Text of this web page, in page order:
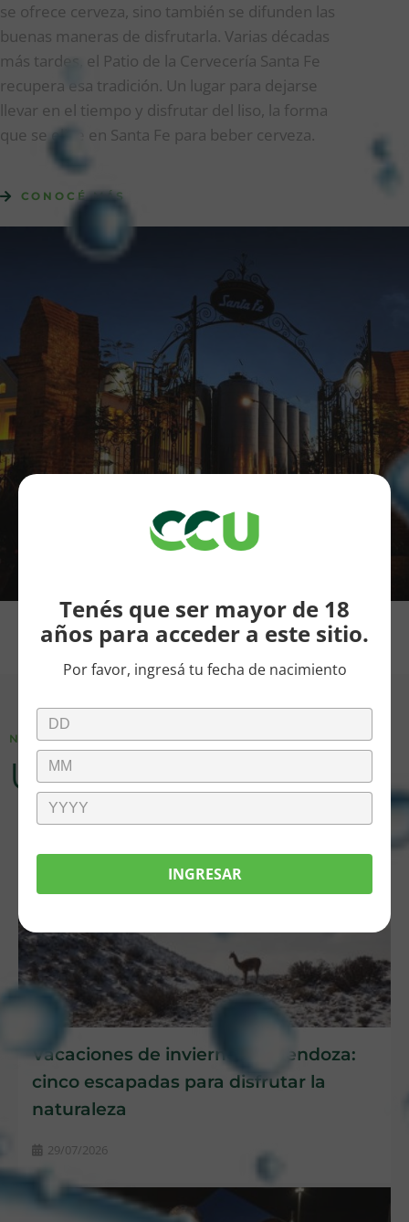
Tenés que ser mayor de 18
años para acceder a este sitio.
Por favor, ingresá tu fecha de nacimiento
INGRESAR
se ofrece cerveza, sino también se difunden las
buenas maneras de disfrutarla. Varias décadas
más tardes, el Patio de la Cervecería Santa Fe
recupera esa tradición. Un lugar para dejarse
llevar en el tiempo y disfrutar del liso, la forma
que se elige en Santa Fe para beber cerveza.
CONOCÉ MÁS
NOVEDADES
Últimas noticias
Vacaciones de invierno en Mendoza:
cinco escapadas para disfrutar la
naturaleza
29/07/2026